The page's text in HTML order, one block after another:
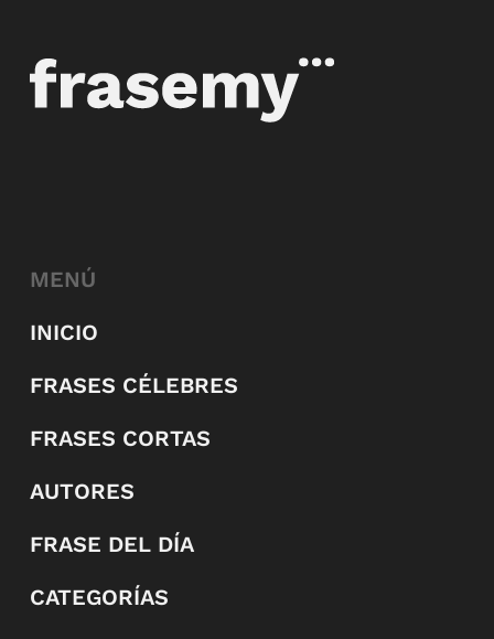
MENÚ
INICIO
FRASES CÉLEBRES
FRASES CORTAS
AUTORES
FRASE DEL DÍA
CATEGORÍAS